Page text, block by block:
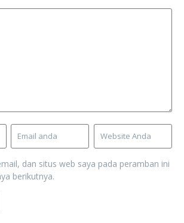
dan situs web saya pada peramban ini
berikutnya.